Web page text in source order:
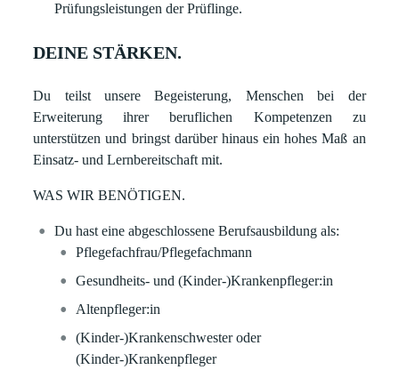
Prüfungsleistungen der Prüflinge.
DEINE STÄRKEN.
Du teilst unsere Begeisterung, Menschen bei der
Erweiterung ihrer beruflichen Kompetenzen zu
unterstützen und bringst darüber hinaus ein hohes Maß an
Einsatz- und Lernbereitschaft mit.
WAS WIR BENÖTIGEN.
Du hast eine abgeschlossene Berufsausbildung als:
Pflegefachfrau/Pflegefachmann
Gesundheits- und (Kinder-)Krankenpfleger:in
Altenpfleger:in
(Kinder-)Krankenschwester oder
(Kinder-)Krankenpfleger